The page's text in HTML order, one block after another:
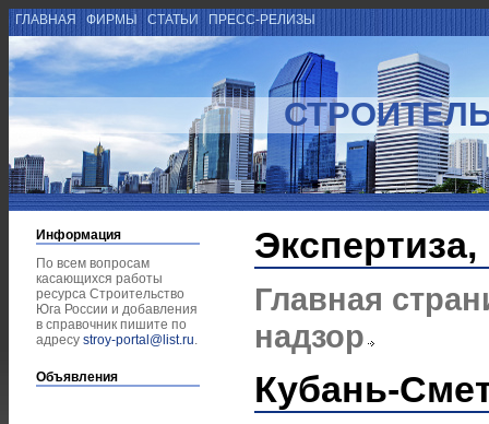
ГЛАВНАЯ ФИРМЫ СТАТЬИ ПРЕСС-РЕЛИЗЫ
Информация
По всем вопросам
касающихся работы
ресурса Строительство
Юга России и добавления
в справочник пишите по
адресу stroy-portal@list.ru.
Объявления
Главная
надзор
Кубань-